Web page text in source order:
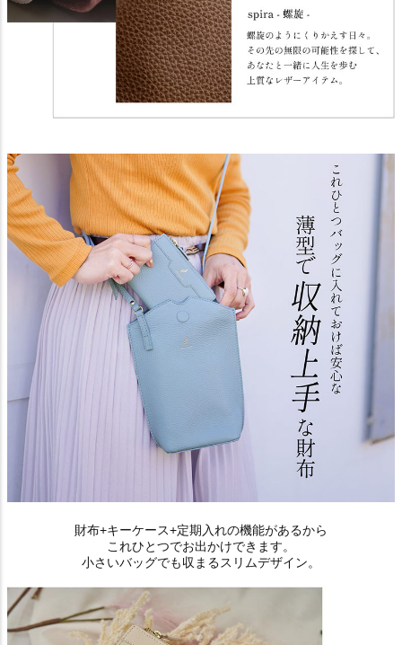
財布+キーケース+定期入れの機能があるから
これひとつでお出かけできます。
小さいバッグでも収まるスリムデザイン。